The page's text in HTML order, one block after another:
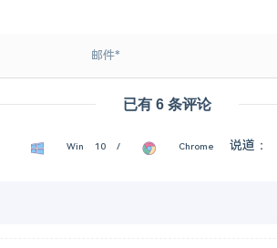
已有 6 条评论
Win 10 / Chrome 说道：